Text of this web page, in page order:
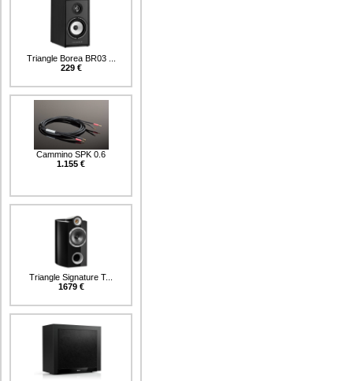
Triangle Borea BR03 ...
229 €
Cammino SPK 0.6
1.155 €
Triangle Signature T...
1679 €